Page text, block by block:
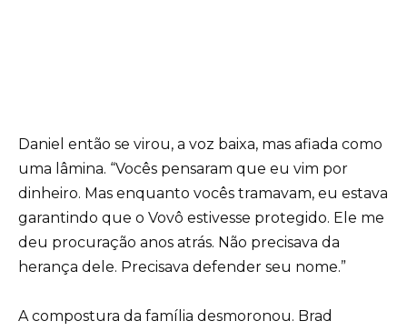
Daniel então se virou, a voz baixa, mas afiada como
uma lâmina. “Vocês pensaram que eu vim por
dinheiro. Mas enquanto vocês tramavam, eu estava
garantindo que o Vovô estivesse protegido. Ele me
deu procuração anos atrás. Não precisava da
herança dele. Precisava defender seu nome.”
A compostura da família desmoronou. Brad